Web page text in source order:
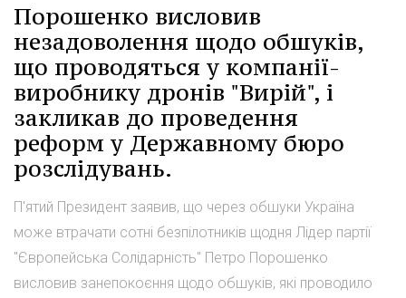
Порошенко висловив
незадоволення щодо обшуків,
що проводяться у компанії-
виробнику дронів "Вирій", і
закликав до проведення
реформ у Державному бюро
розслідувань.
П'ятий Президент заявив, що через обшуки Україна
може втрачати сотні безпілотників щодня Лідер партії
"Європейська Солідарність" Петро Порошенко
висловив занепокоєння щодо обшуків, які проводило